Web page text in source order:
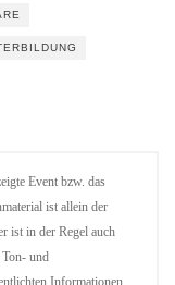
Event bzw. das
ist allein der
ist in der Regel auch
Ton- und